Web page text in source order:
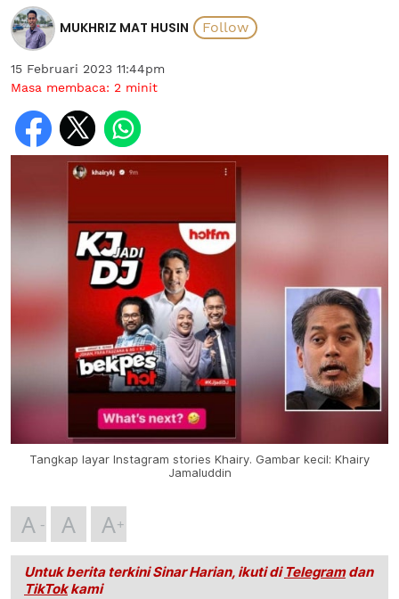
MUKHRIZ MAT HUSIN
15 Februari 2023 11:44pm
Masa membaca: 2 minit
Tangkap layar Instagram stories Khairy. Gambar kecil: Khairy
Jamaluddin
A A A
Untuk berita terkini Sinar Harian, ikuti di Telegramdan
TikTokkami